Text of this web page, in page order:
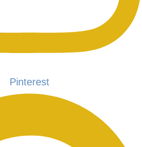
Pinterest